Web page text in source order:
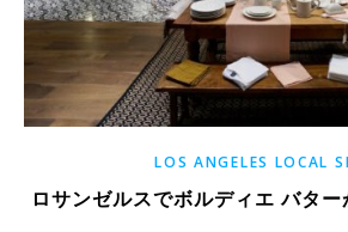
LOS ANGELES LOCAL
ロサンゼルスでボルディエ バタ